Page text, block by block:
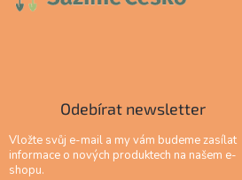
Odebírat newsletter
Vložte svůj e-mail a my vám budeme zasílat
informace o nových produktech na našem e-
shopu.